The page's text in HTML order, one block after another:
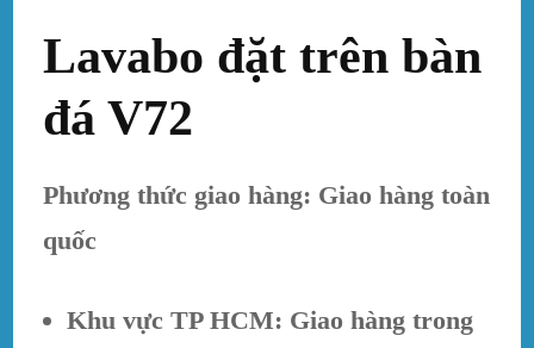
Lavabo đặt trên bàn
đá V72
Phương thức giao hàng: Giao hàng toàn
quốc
Khu vực TP HCM: Giao hàng trong